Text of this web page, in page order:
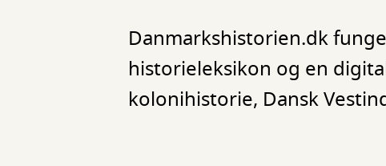
Danmarkshistorien.dk
historieleksikon og en
kolonihistorie, Dansk